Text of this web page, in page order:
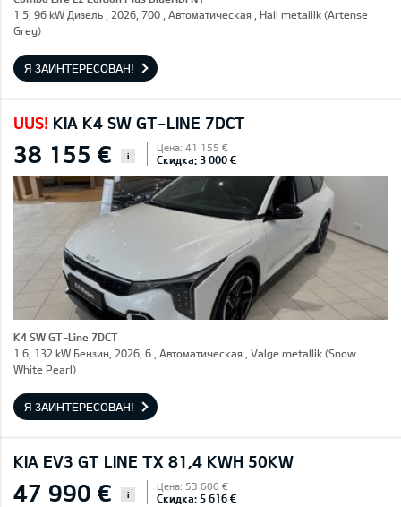
1.5, 96 kW Дизель , 2026, 700 , Автоматическая , Hall metallik (Artense
Grey)
Я ЗАИНТЕРЕСОВАН!
UUS! KIA K4 SW GT-LINE 7DCT
38 155 € i
Цена: 41 155 €
Скидка: 3 000 €
K4 SW GT-Line 7DCT
1.6, 132 kW Бензин, 2026, 6 , Автоматическая , Valge metallik (Snow
White Pearl)
Я ЗАИНТЕРЕСОВАН!
KIA EV3 GT LINE TX 81,4 KWH 50KW
47 990 € i
Цена: 53 606 €
Скидка: 5 616 €